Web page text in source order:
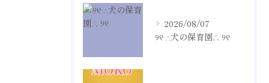
2026/08/07
୨୧ ∴犬の保育園∴ ୨୧